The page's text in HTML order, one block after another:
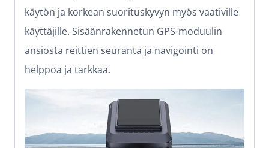
käytön ja korkean suorituskyvyn myös vaativille
käyttäjille. Sisäänrakennetun GPS-moduulin
ansiosta reittien seuranta ja navigointi on
helppoa ja tarkkaa.